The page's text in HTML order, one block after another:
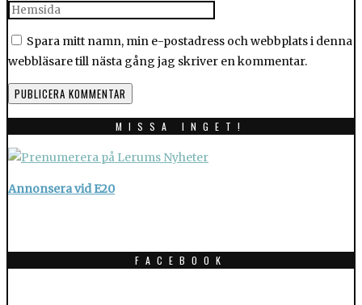
Spara mitt namn, min e-postadress och webbplats i denna
webbläsare till nästa gång jag skriver en kommentar.
MISSA INGET!
Annonsera vid E20
FACEBOOK